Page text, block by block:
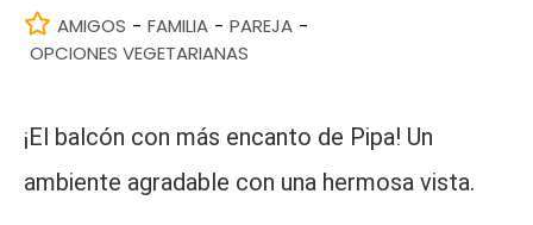
AMIGOS - FAMILIA - PAREJA -
OPCIONES VEGETARIANAS
¡El balcón con más encanto de Pipa! Un
ambiente agradable con una hermosa vista.